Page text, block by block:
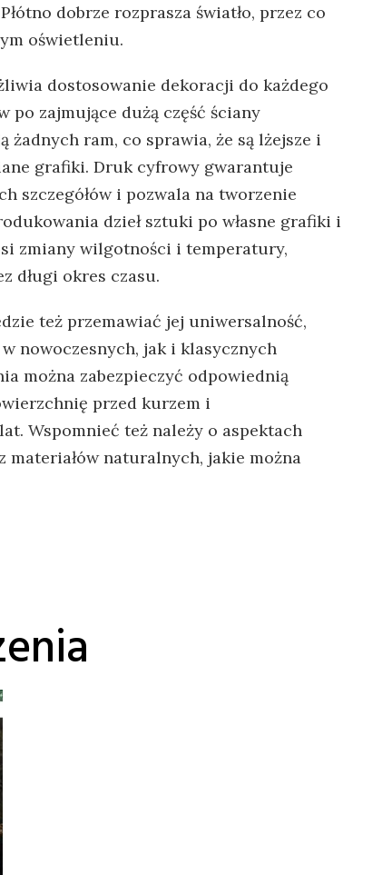
dobrze rozprasza światło, przez co
oświetleniu.
dostosowanie dekoracji do każdego
po zajmujące dużą część ściany
ram, co sprawia, że są lżejsze i
grafiki. Druk cyfrowy gwarantuje
szczegółów i pozwala na tworzenie
dzieł sztuki po własne grafiki i
zmiany wilgotności i temperatury,
długi okres czasu.
też przemawiać jej uniwersalność,
nowoczesnych, jak i klasycznych
można zabezpieczyć odpowiednią
przed kurzem i
Wspomnieć też należy o aspektach
naturalnych, jakie można